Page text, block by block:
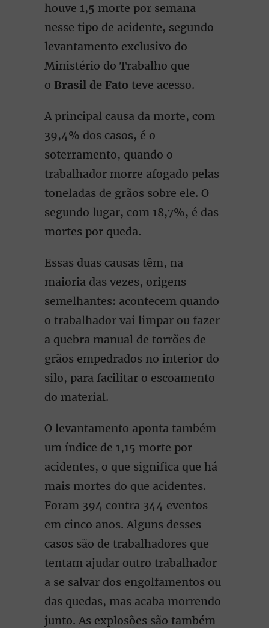
houve 1,5 morte por semana
nesse tipo de acidente, segundo
levantamento exclusivo do
Ministério do Trabalho que
o Brasil de Fato teve acesso.
A principal causa da morte, com
39,4% dos casos, é o
soterramento, quando o
trabalhador morre afogado pelas
toneladas de grãos sobre ele. O
segundo lugar, com 18,7%, é das
mortes por queda.
Essas duas causas têm, na
maioria das vezes, origens
semelhantes: acontecem quando
o trabalhador vai limpar ou fazer
a quebra manual de torrões de
grãos empedrados no interior do
silo, para facilitar o escoamento
do material.
O levantamento aponta também
um índice de 1,15 morte por
acidentes, o que significa que há
mais mortes do que acidentes.
Foram 394 contra 344 eventos
em cinco anos. Alguns desses
casos são de trabalhadores que
tentam ajudar outro trabalhador
a se salvar dos engolfamentos ou
das quedas, mas acaba morrendo
junto. As explosões são também